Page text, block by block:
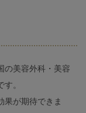
の美容外科・美容
。
果が期待できま